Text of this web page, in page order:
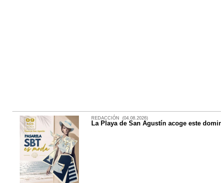
REDACCIÓN (04.08.2026)
La Playa de San Agustín acoge este